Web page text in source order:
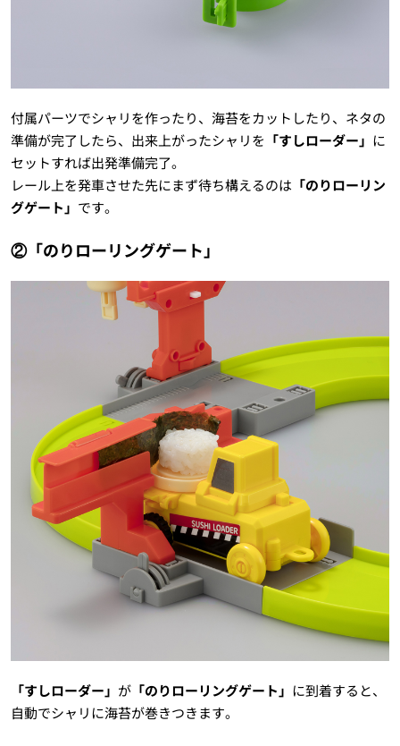
付属パーツでシャリを作ったり、海苔をカットしたり、ネタの
準備が完了したら、出来上がったシャリを 「すしローダー」 に
セットすれば出発準備完了。
レール上を発車させた先にまず待ち構えるのは 「のりローリン
グゲート」 です。
②「のりローリングゲート」
「すしローダー」 が「のりローリングゲート」 に到着すると、
自動でシャリに海苔が巻きつきます。